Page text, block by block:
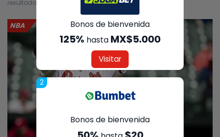
resultados del partido – 12/02/2018
NBA Bonos de bienvenida
125% hasta MX$5.000
Visitar
2
Bonos de bienvenida